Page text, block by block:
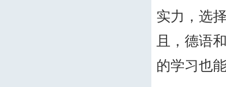
实力，选
且，德语
的学习也